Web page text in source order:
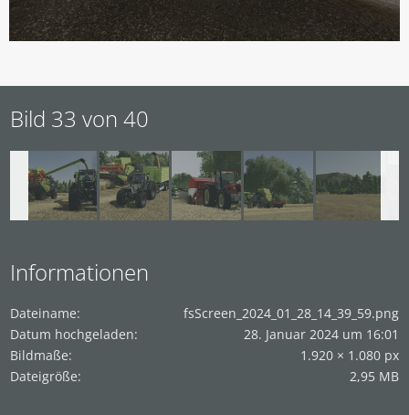
Bild 33 von 40
Informationen
Dateiname
fsScreen_2024_01_28_14_39_59.png
Datum hochgeladen
28. Januar 2024 um 16:01
Bildmaße
1.920 × 1.080 px
Dateigröße
2,95 MB